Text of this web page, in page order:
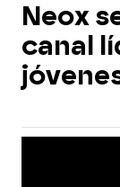
Neox
canal